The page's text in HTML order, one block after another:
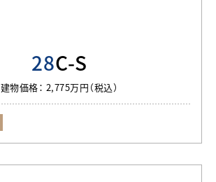
28C-S
建物価格： 2,775万円（税込）